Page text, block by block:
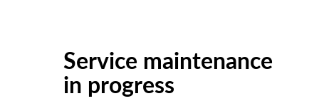
Service maintenance
in progress